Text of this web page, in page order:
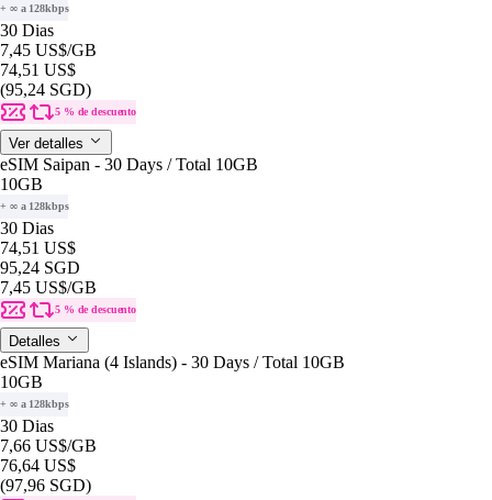
+ ∞ a 128kbps
30 Dias
7,45 US$/GB
74,51 US$
(95,24 SGD)
5 % de descuento
Ver detalles
eSIM Saipan - 30 Days / Total 10GB
10GB
+ ∞ a 128kbps
30 Dias
74,51 US$
95,24 SGD
7,45 US$/GB
5 % de descuento
Detalles
eSIM Mariana (4 Islands) - 30 Days / Total 10GB
10GB
+ ∞ a 128kbps
30 Dias
7,66 US$/GB
76,64 US$
(97,96 SGD)